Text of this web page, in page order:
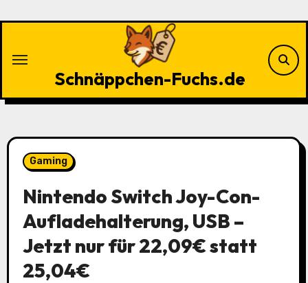
Schnäppchen-Fuchs.de
Gaming
Nintendo Switch Joy-Con-
Aufladehalterung, USB –
Jetzt nur für 22,09€ statt
25,04€